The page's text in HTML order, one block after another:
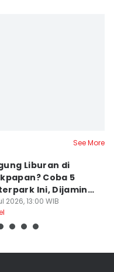
See More
Liburan di
Coba 5
Ini, Dijamin
Betah
2026, 13:00 WIB